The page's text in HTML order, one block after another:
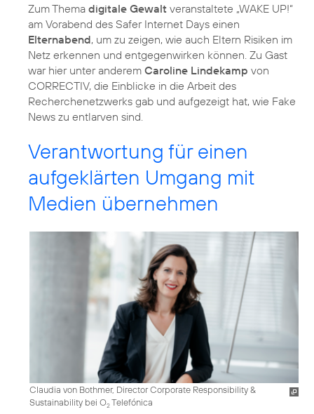
Zum Thema digitale Gewalt veranstaltete „WAKE UP!“
am Vorabend des Safer Internet Days einen
Elternabend, um zu zeigen, wie auch Eltern Risiken im
Netz erkennen und entgegenwirken können. Zu Gast
war hier unter anderem Caroline Lindekamp von
CORRECTIV, die Einblicke in die Arbeit des
Recherchenetzwerks gab und aufgezeigt hat, wie Fake
News zu entlarven sind.
Verantwortung für einen
aufgeklärten Umgang mit
Medien übernehmen
Claudia von Bothmer, Director Corporate Responsibility &
Sustainability bei O2Telefónica